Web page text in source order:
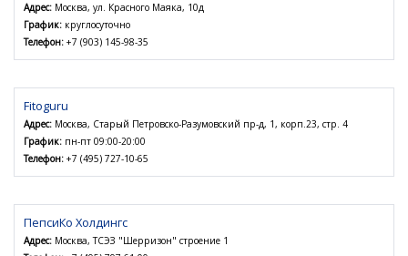
Адрес: Москва, ул. Красного Маяка, 10д
График: круглосуточно
Телефон: +7 (903) 145-98-35
Fitoguru
Адрес: Москва, Старый Петровско-Разумовский пр-д, 1, корп.23, стр. 4
График: пн-пт 09:00-20:00
Телефон: +7 (495) 727-10-65
ПепсиКо Холдингс
Адрес: Москва, ТСЭЗ "Шерризон" строение 1